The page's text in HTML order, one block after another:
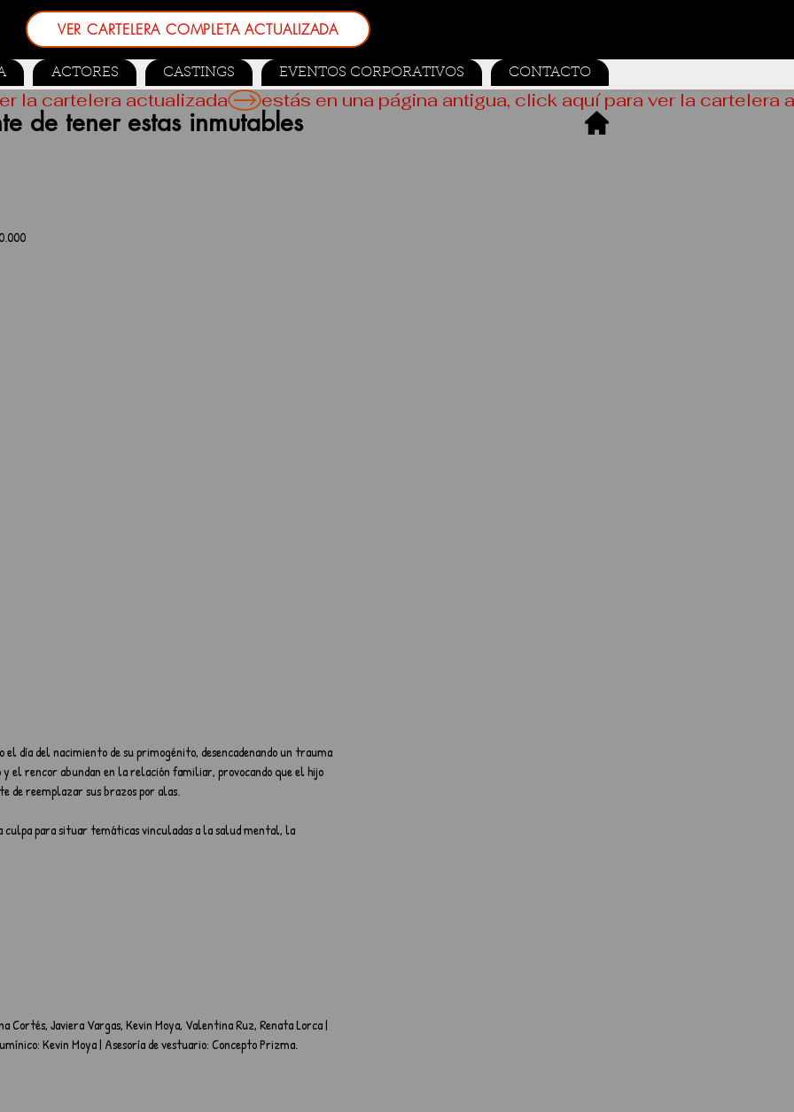
VER CARTELERA COMPLETA ACTUALIZADA
ACTORES CASTINGS EVENTOS CORPORATIVOS CONTACTO
de tener estas inmutables
el día del nacimiento de su primogénito, desencadenando un trauma
y el rencor abundan en la relación familiar, provocando que el hijo
de reemplazar sus brazos por alas.
culpa para situar temáticas vinculadas a la salud mental, la
Cortés, Javiera Vargas, Kevin Moya, Valentina Ruz, Renata Lorca |
Kevin Moya | Asesoría de vestuario: Concepto Prizma.
la cartelera actualizada